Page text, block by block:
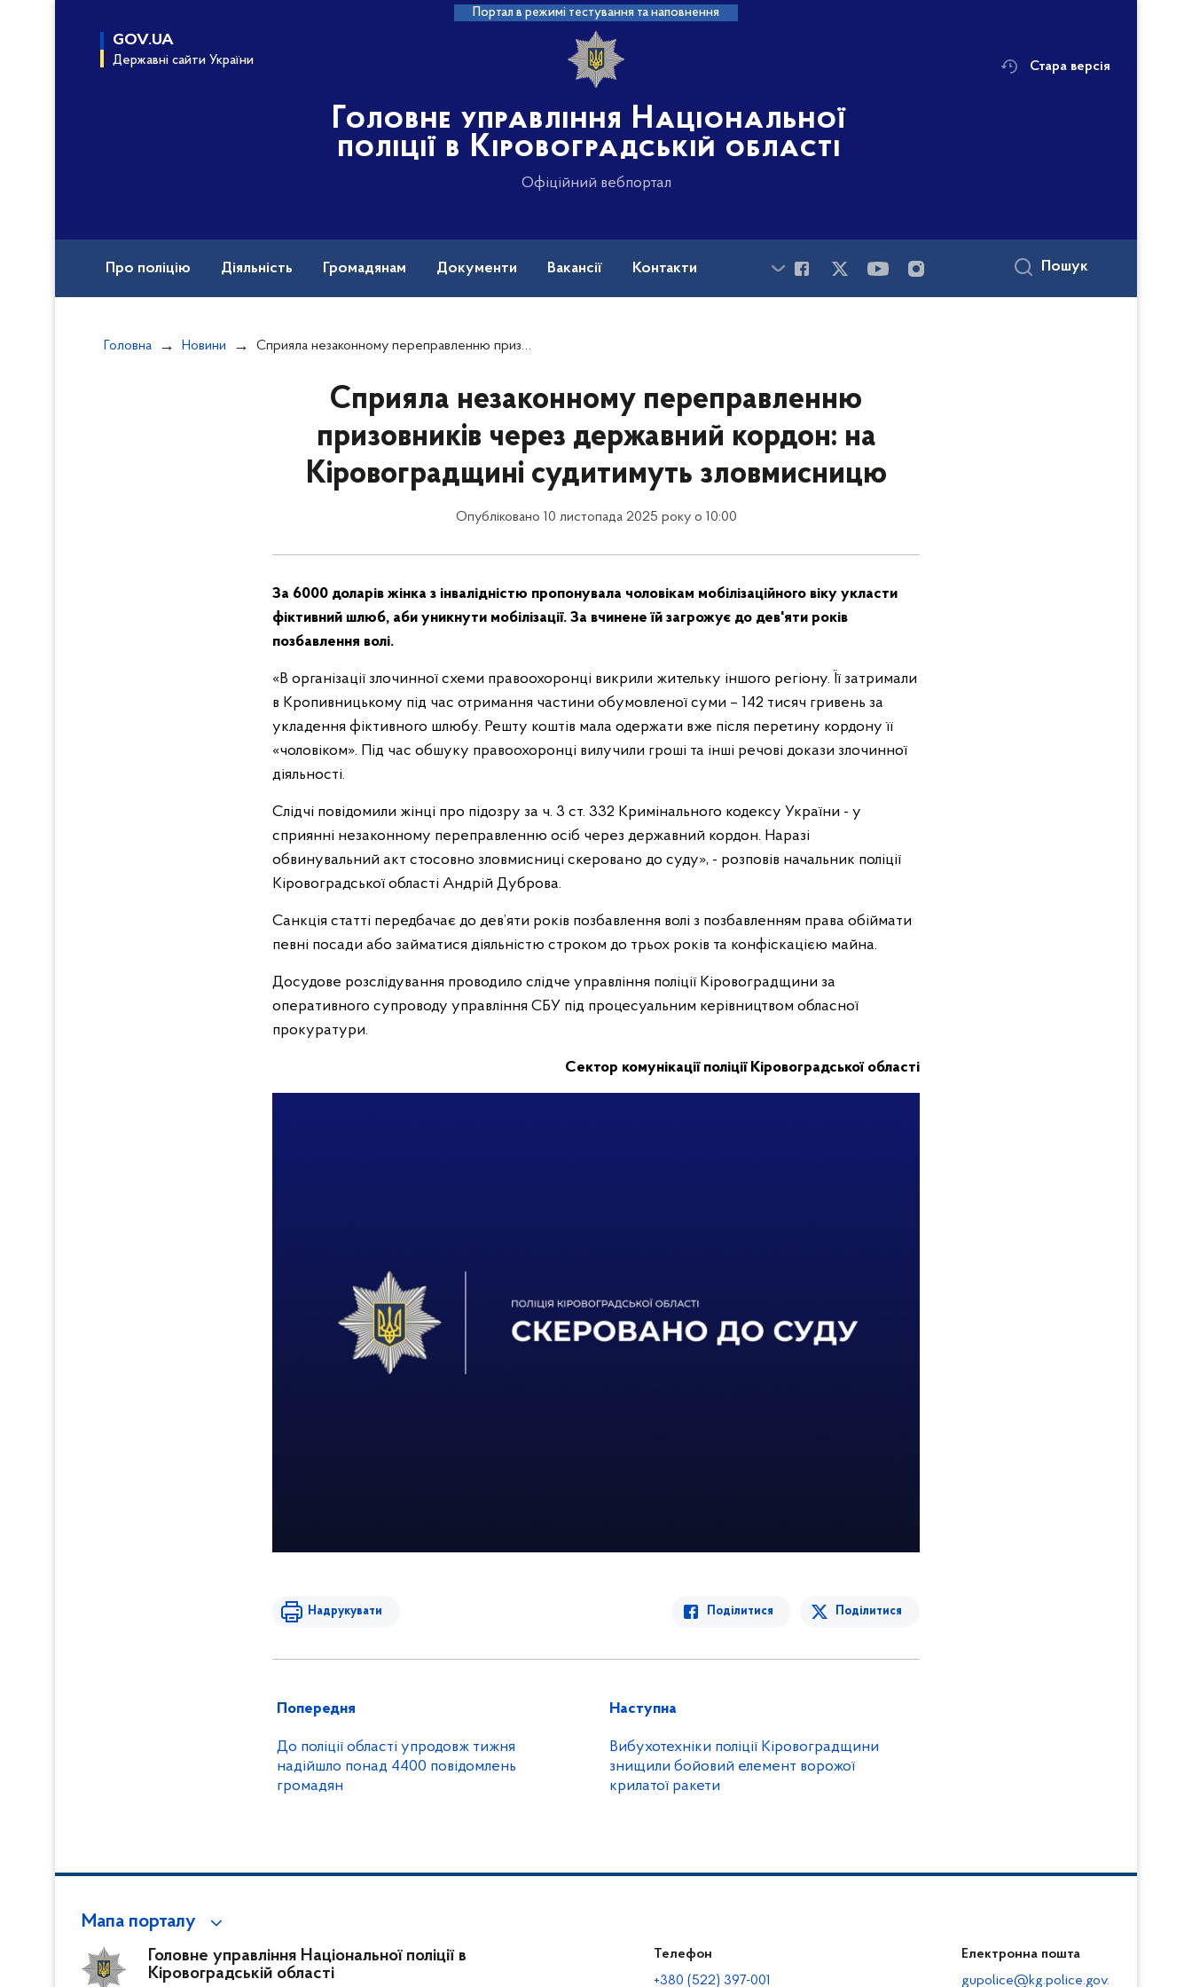
Портал в режимі тестування та наповнення
GOV.UA
Державні сайти України
Головне управління Національної
поліції в Кіровоградській області
Офіційний вебпортал
Стара версія
Про поліцію Діяльність Громадянам Документи Вакансії Контакти Пошук
Головна Новини Сприяла незаконному переправленню призовників через державний кордон: на Кіровоградщині судитимуть зловмисницю
Сприяла незаконному переправленню
призовників через державний кордон: на
Кіровоградщині судитимуть зловмисницю
Опубліковано 10 листопада 2025 року о 10:00
За 6000 доларів жінка з інвалідністю пропонувала чоловікам мобілізаційного віку укласти
фіктивний шлюб, аби уникнути мобілізації. За вчинене їй загрожує до дев'яти років
позбавлення волі.
«В організації злочинної схеми правоохоронці викрили жительку іншого регіону. Її затримали
в Кропивницькому під час отримання частини обумовленої суми – 142 тисяч гривень за
укладення фіктивного шлюбу. Решту коштів мала одержати вже після перетину кордону її
«чоловіком». Під час обшуку правоохоронці вилучили гроші та інші речові докази злочинної
діяльності.
Слідчі повідомили жінці про підозру за ч. 3 ст. 332 Кримінального кодексу України - у
сприянні незаконному переправленню осіб через державний кордон. Наразі
обвинувальний акт стосовно зловмисниці скеровано до суду», - розповів начальник поліції
Кіровоградської області Андрій Дуброва.
Санкція статті передбачає до дев’яти років позбавлення волі з позбавленням права обіймати
певні посади або займатися діяльністю строком до трьох років та конфіскацією майна.
Досудове розслідування проводило слідче управління поліції Кіровоградщини за
оперативного супроводу управління СБУ під процесуальним керівництвом обласної
прокуратури.
Сектор комунікації поліції Кіровоградської області
Надрукувати Поділитися Поділитися
Попередня
До поліції області упродовж тижня
надійшло понад 4400 повідомлень
громадян
Наступна
Вибухотехніки поліції Кіровоградщини
знищили бойовий елемент ворожої
крилатої ракети
Мапа порталу
Головне управління Національної поліції в
Кіровоградській області
Телефон
+380 (522) 397-001
Електронна пошта
gupolice@kg.police.gov.